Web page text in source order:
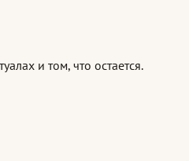
и том, что остается.